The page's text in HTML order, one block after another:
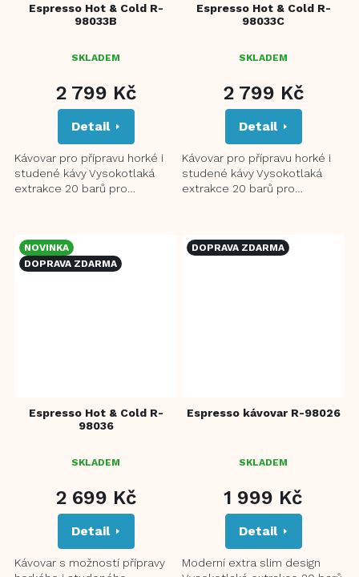
Espresso Hot & Cold R-
98033B
SKLADEM
2 799 Kč
Detail
Kávovar pro přípravu horké i
studené kávy Vysokotlaká
extrakce 20 barů pro
Espresso Hot & Cold R-
98033C
SKLADEM
2 799 Kč
Detail
Kávovar pro přípravu horké i
studené kávy Vysokotlaká
extrakce 20 barů pro
NOVINKA
DOPRAVA ZDARMA
Espresso Hot & Cold R-
98036
SKLADEM
2 699 Kč
Detail
Kávovar s možností přípravy
DOPRAVA ZDARMA
Espresso kávovar R-98026
SKLADEM
1 999 Kč
Detail
Moderní extra slim design